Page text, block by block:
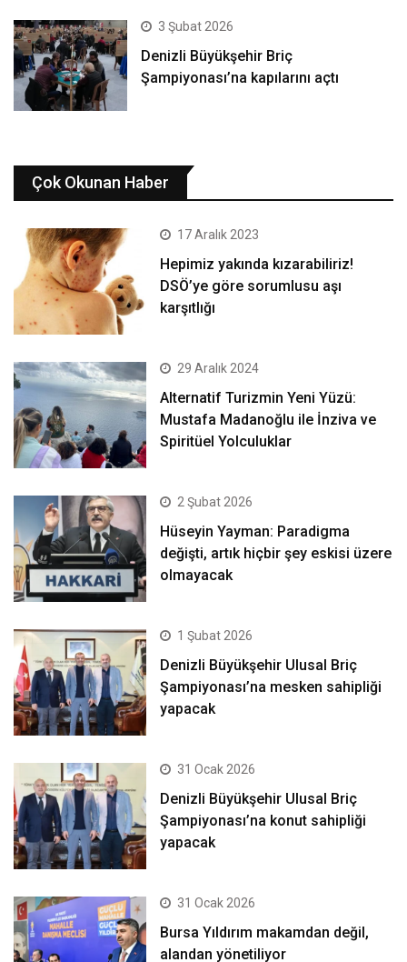
3 Şubat 2026
Denizli Büyükşehir Briç
Şampiyonası’na kapılarını açtı
Çok Okunan Haber
17 Aralık 2023
Hepimiz yakında kızarabiliriz!
DSÖ’ye göre sorumlusu aşı
karşıtlığı
29 Aralık 2024
Alternatif Turizmin Yeni Yüzü:
Mustafa Madanoğlu ile İnziva ve
Spiritüel Yolculuklar
2 Şubat 2026
Hüseyin Yayman: Paradigma
değişti, artık hiçbir şey eskisi üzere
olmayacak
1 Şubat 2026
Denizli Büyükşehir Ulusal Briç
Şampiyonası’na mesken sahipliği
yapacak
31 Ocak 2026
Denizli Büyükşehir Ulusal Briç
Şampiyonası’na konut sahipliği
yapacak
31 Ocak 2026
Bursa Yıldırım makamdan değil,
alandan yönetiliyor